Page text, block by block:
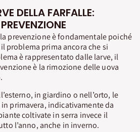
DELLA FARFALLE:
prevenzione è fondamentale poiché
problema prima ancora che si
è rappresentato dalle larve, il
è la rimozione delle uova
in giardino o nell’orto, le
primavera, indicativamente da
coltivate in serra invece il
l’anno, anche in inverno.